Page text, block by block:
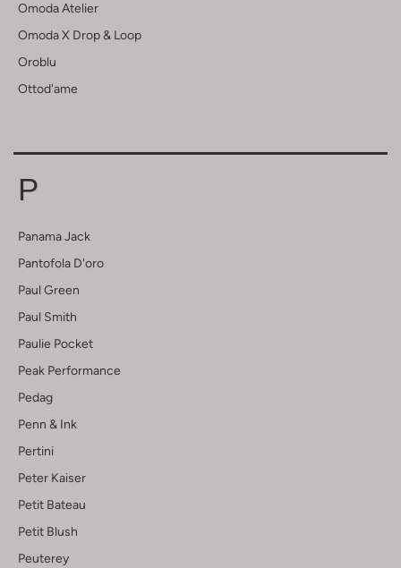
Omoda Atelier
Omoda X Drop & Loop
Oroblu
Ottod'ame
P
Panama Jack
Pantofola D'oro
Paul Green
Paul Smith
Paulie Pocket
Peak Performance
Pedag
Penn & Ink
Pertini
Peter Kaiser
Petit Bateau
Petit Blush
Peuterey